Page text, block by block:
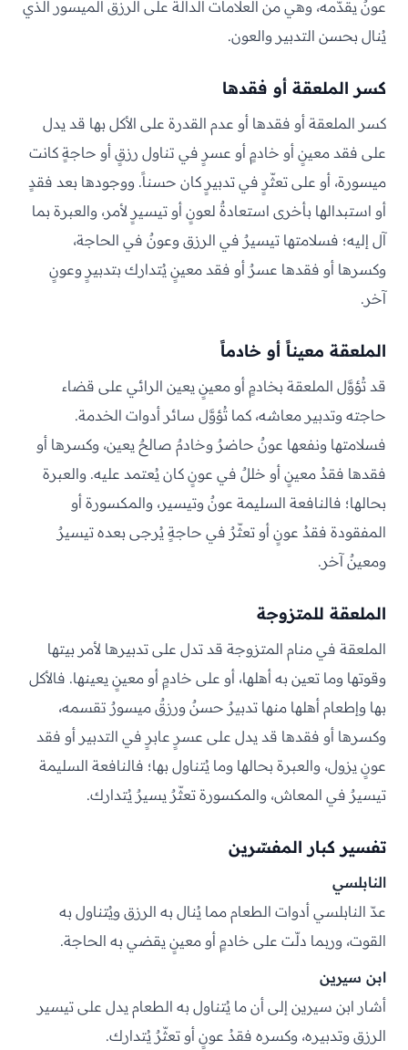
عونٌ يقدّمه، وهي من العلامات الدالّة على الرزق الميسور الذي
يُنال بحسن التدبير والعون.
كسر الملعقة أو فقدها
كسر الملعقة أو فقدها أو عدم القدرة على الأكل بها قد يدل
على فقد معينٍ أو خادمٍ أو عسرٍ في تناول رزقٍ أو حاجةٍ كانت
ميسورة، أو على تعثّرٍ في تدبيرٍ كان حسناً. ووجودها بعد فقدٍ
أو استبدالها بأخرى استعادةٌ لعونٍ أو تيسيرٍ لأمر، والعبرة بما
آل إليه؛ فسلامتها تيسيرٌ في الرزق وعونٌ في الحاجة،
وكسرها أو فقدها عسرٌ أو فقد معينٍ يُتدارك بتدبيرٍ وعونٍ
آخر.
الملعقة معيناً أو خادماً
قد تُؤوَّل الملعقة بخادمٍ أو معينٍ يعين الرائي على قضاء
حاجته وتدبير معاشه، كما تُؤوَّل سائر أدوات الخدمة.
فسلامتها ونفعها عونٌ حاضرٌ وخادمٌ صالحٌ يعين، وكسرها أو
فقدها فقدُ معينٍ أو خللٌ في عونٍ كان يُعتمد عليه. والعبرة
بحالها؛ فالنافعة السليمة عونٌ وتيسير، والمكسورة أو
المفقودة فقدُ عونٍ أو تعثّرٌ في حاجةٍ يُرجى بعده تيسيرٌ
ومعينٌ آخر.
الملعقة للمتزوجة
الملعقة في منام المتزوجة قد تدل على تدبيرها لأمر بيتها
وقوتها وما تعين به أهلها، أو على خادمٍ أو معينٍ يعينها. فالأكل
بها وإطعام أهلها منها تدبيرٌ حسنٌ ورزقٌ ميسورٌ تقسمه،
وكسرها أو فقدها قد يدل على عسرٍ عابرٍ في التدبير أو فقد
عونٍ يزول، والعبرة بحالها وما يُتناول بها؛ فالنافعة السليمة
تيسيرٌ في المعاش، والمكسورة تعثّرٌ يسيرٌ يُتدارك.
تفسير كبار المفسّرين
النابلسي
عدّ النابلسي أدوات الطعام مما يُنال به الرزق ويُتناول به
القوت، وربما دلّت على خادمٍ أو معينٍ يقضي به الحاجة.
ابن سيرين
أشار ابن سيرين إلى أن ما يُتناول به الطعام يدل على تيسير
الرزق وتدبيره، وكسره فقدُ عونٍ أو تعثّرٌ يُتدارك.